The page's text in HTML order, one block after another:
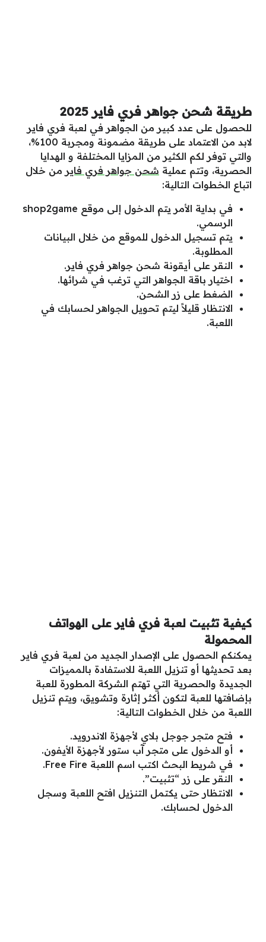
طريقة شحن جواهر فري فاير 2025
للحصول على عدد كبير من الجواهر في لعبة فري فاير
لابد من الاعتماد على طريقة مضمونة ومجربة 100%،
والتي توفر لكم الكثير من المزايا المختلفة و الهدايا
الحصرية، وتتم عملية شحن جواهر فري فاير من خلال
اتباع الخطوات التالية:
في بداية الأمر يتم الدخول إلى موقع shop2game
الرسمي.
يتم تسجيل الدخول للموقع من خلال البيانات
المطلوبة.
النقر على أيقونة شحن جواهر فري فاير.
اختيار باقة الجواهر التي ترغب في شرائها.
الضغط على زر الشحن.
الانتظار قليلاً ليتم تحويل الجواهر لحسابك في
اللعبة.
كيفية تثبيت لعبة فري فاير على الهواتف
المحمولة
يمكنكم الحصول على الإصدار الجديد من لعبة فري فاير
بعد تحديثها أو تنزيل اللعبة للاستفادة بالمميزات
الجديدة والحصرية التي تهتم الشركة المطورة للعبة
بإضافتها للعبة لتكون أكثر إثارة وتشويق، ويتم تنزيل
اللعبة من خلال الخطوات التالية:
فتح متجر جوجل بلاي لأجهزة الاندرويد.
أو الدخول على متجر آب ستور لأجهزة الأيفون.
في شريط البحث اكتب اسم اللعبة Free Fire.
النقر على زر “تثبيت”.
الانتظار حتى يكتمل التنزيل افتح اللعبة وسجل
الدخول لحسابك.